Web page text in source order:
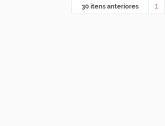
30 itens anteriores 1